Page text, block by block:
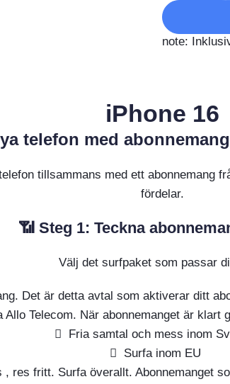
note:
iPhone 16
telefon med
tillsammans med ett abonnemang
fördelar.
📶 Steg 1: Teckna
Välj det surfpaket som passar
Det är detta avtal som aktiverar ditt
Telecom. När abonnemanget är
Fria samtal och mess inom
Surfa inom EU
, res fritt. Surfa överallt. Abonnemanget